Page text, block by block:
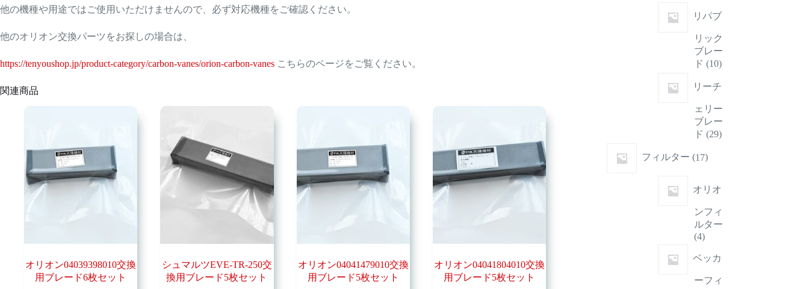
他の機種や用途ではご使用いただけませんので、必ず対応機種をご確認ください。
他のオリオン交換パーツをお探しの場合は、
https://tenyoushop.jp/product-category/carbon-vanes/orion-carbon-vanes こちらのページをご覧ください。
関連商品
オリオン04039398010交換
用ブレード6枚セット
シュマルツEVE-TR-250交
換用ブレード5枚セット
オリオン04041479010交換
用ブレード5枚セット
オリオン04041804010交換
用ブレード5枚セット
の
品
リパブ
リック
ブレー
ド
1010
の
品
リーチ
ェリー
ブレー
ド
2929
フィルター 17個
商
品
オリオ
ンフィ
ルター
44
の
品
ベッカ
ーフィ